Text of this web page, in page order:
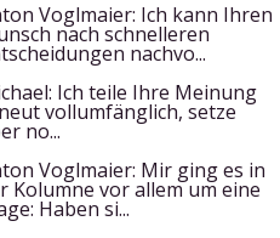
Voglmaier: Ich kann Ihren
nach schnelleren
nachvo...
Ich teile Ihre Meinung
vollumfänglich, setze
no...
Voglmaier: Mir ging es in
Kolumne vor allem um eine
Haben si...